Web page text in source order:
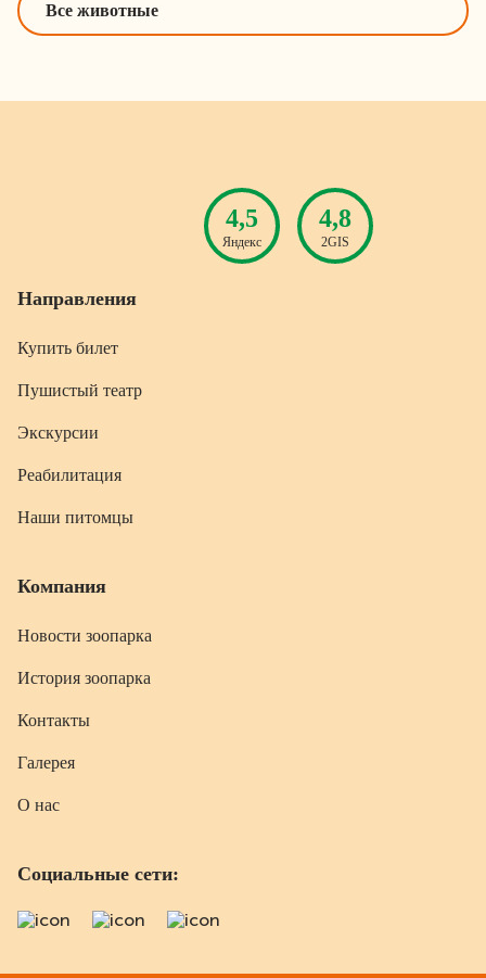
Все животные
4,5
Яндекс
4,8
2GIS
Направления
Купить билет
Пушистый театр
Экскурсии
Реабилитация
Наши питомцы
Компания
Новости зоопарка
История зоопарка
Контакты
Галерея
О нас
Социальные сети: